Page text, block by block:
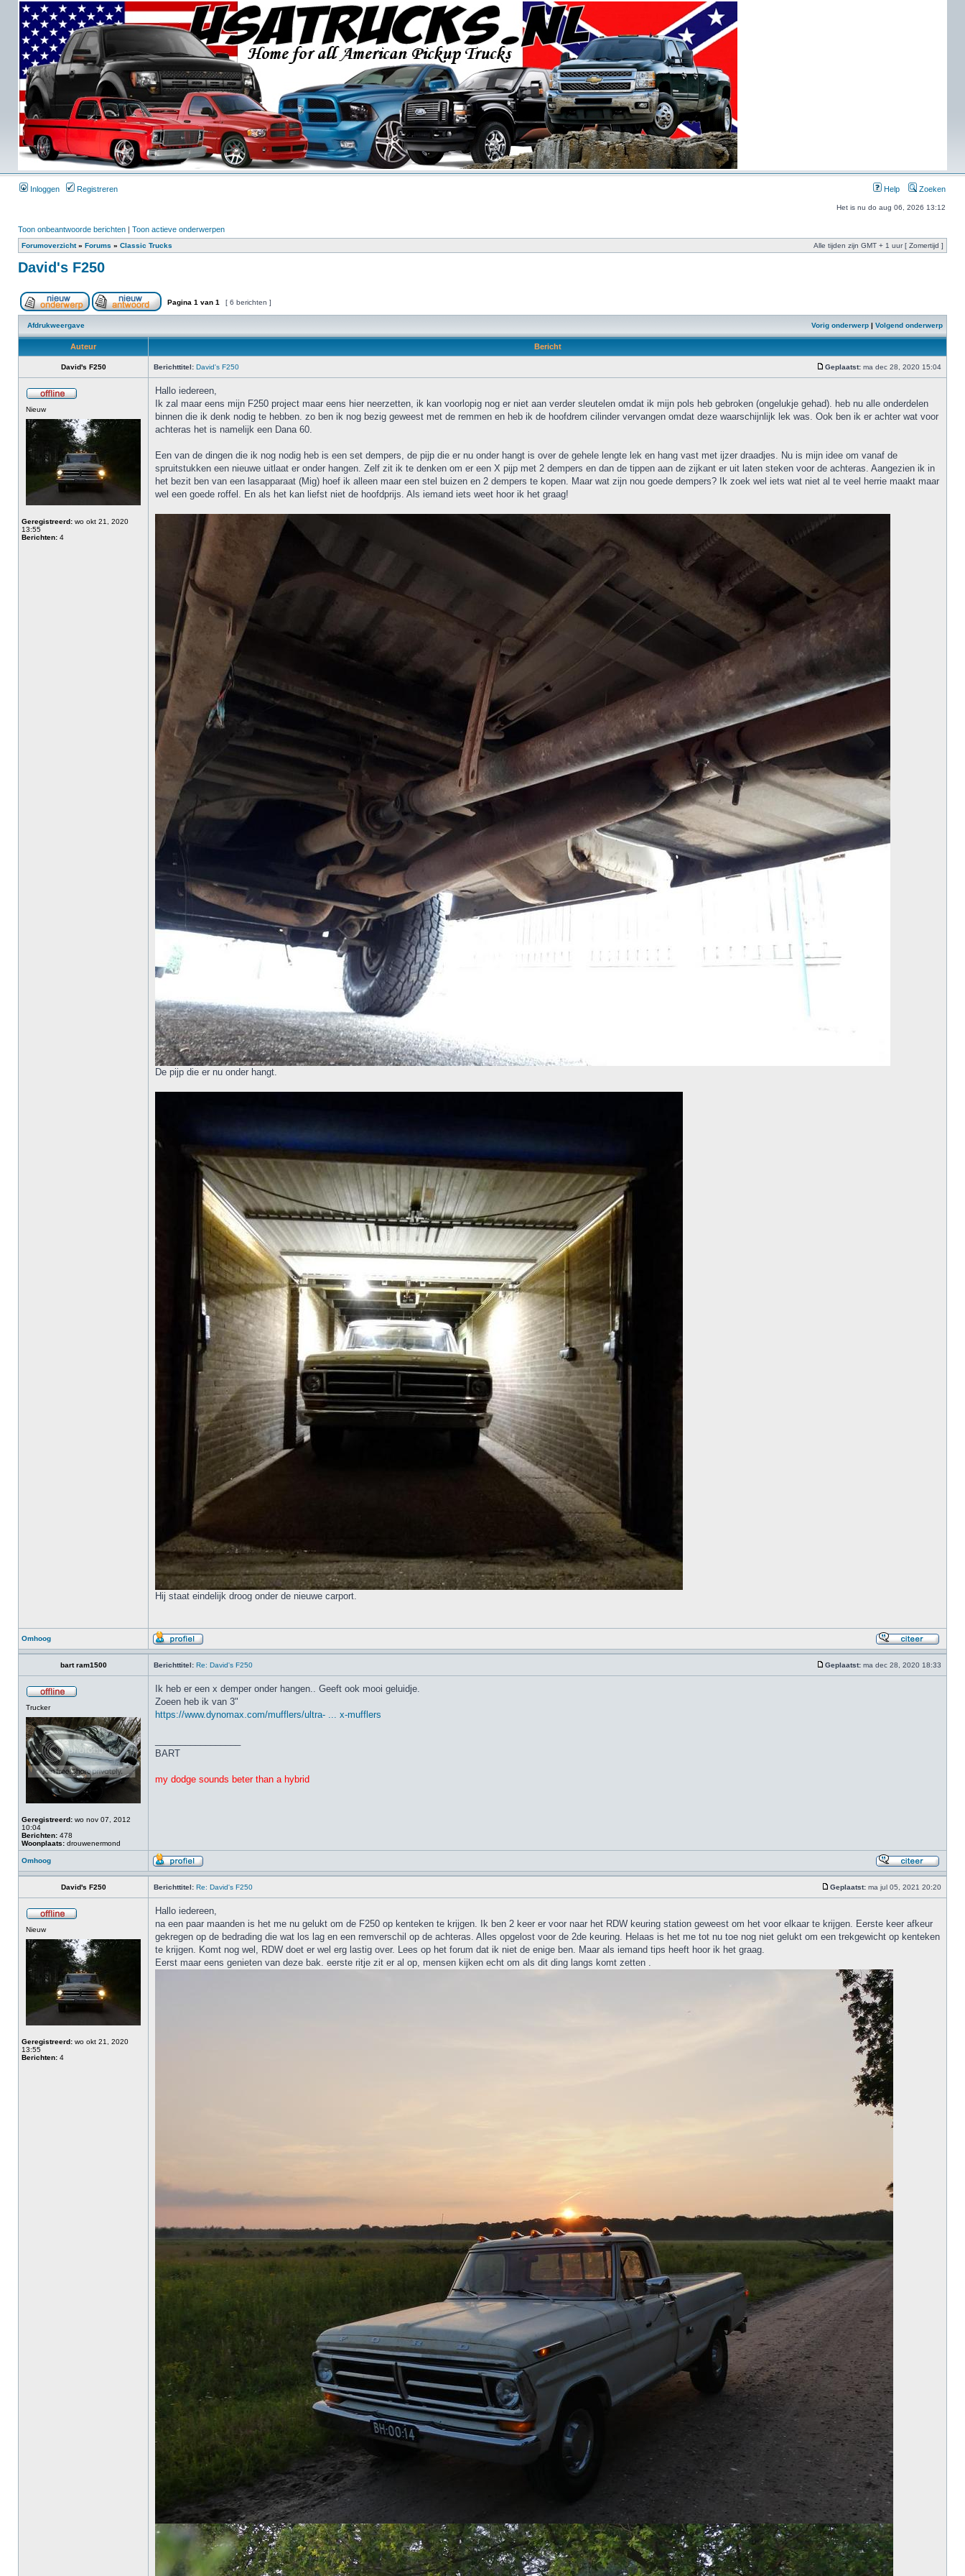
Inloggen Registreren Help Zoeken
Het is nu do aug 06, 2026 13:12
Toon onbeantwoorde berichten | Toon actieve onderwerpen
Forumoverzicht» Forums » Classic Trucks Alle tijden zijn GMT + 1 uur [ Zomertijd ]
David's F250
Pagina 1 van 1 [ 6 berichten ]
Afdrukweergave Vorig onderwerp | Volgend onderwerp
Auteur Bericht
David's F250 Berichttitel: David's F250 Geplaatst: ma dec 28, 2020 15:04
Nieuw
Geregistreerd: wo okt 21, 2020
13:55
Berichten: 4
Hallo iedereen,
Ik zal maar eens mijn F250 project maar eens hier neerzetten, ik kan voorlopig nog er niet aan verder sleutelen omdat ik mijn pols heb gebroken (ongelukje gehad). heb nu alle onderdelen
binnen die ik denk nodig te hebben. zo ben ik nog bezig geweest met de remmen en heb ik de hoofdrem cilinder vervangen omdat deze waarschijnlijk lek was. Ook ben ik er achter wat voor
achteras het is namelijk een Dana 60.
Een van de dingen die ik nog nodig heb is een set dempers, de pijp die er nu onder hangt is over de gehele lengte lek en hang vast met ijzer draadjes. Nu is mijn idee om vanaf de
spruitstukken een nieuwe uitlaat er onder hangen. Zelf zit ik te denken om er een X pijp met 2 dempers en dan de tippen aan de zijkant er uit laten steken voor de achteras. Aangezien ik in
het bezit ben van een lasapparaat (Mig) hoef ik alleen maar een stel buizen en 2 dempers te kopen. Maar wat zijn nou goede dempers? Ik zoek wel iets wat niet al te veel herrie maakt maar
wel een goede roffel. En als het kan liefst niet de hoofdprijs. Als iemand iets weet hoor ik het graag!
De pijp die er nu onder hangt.
Hij staat eindelijk droog onder de nieuwe carport.
Omhoog
bart ram1500 Berichttitel: Re: David's F250 Geplaatst: ma dec 28, 2020 18:33
Trucker
Geregistreerd: wo nov 07, 2012
10:04
Berichten: 478
Woonplaats: drouwenermond
Ik heb er een x demper onder hangen.. Geeft ook mooi geluidje.
Zoeen heb ik van 3"
https://www.dynomax.com/mufflers/ultra- ... x-mufflers
BART
my dodge sounds beter than a hybrid
Omhoog
David's F250 Berichttitel: Re: David's F250 Geplaatst: ma jul 05, 2021 20:20
Nieuw
Geregistreerd: wo okt 21, 2020
13:55
Berichten: 4
Hallo iedereen,
na een paar maanden is het me nu gelukt om de F250 op kenteken te krijgen. Ik ben 2 keer er voor naar het RDW keuring station geweest om het voor elkaar te krijgen. Eerste keer afkeur
gekregen op de bedrading die wat los lag en een remverschil op de achteras. Alles opgelost voor de 2de keuring. Helaas is het me tot nu toe nog niet gelukt om een trekgewicht op kenteken
te krijgen. Komt nog wel, RDW doet er wel erg lastig over. Lees op het forum dat ik niet de enige ben. Maar als iemand tips heeft hoor ik het graag.
Eerst maar eens genieten van deze bak. eerste ritje zit er al op, mensen kijken echt om als dit ding langs komt zetten .